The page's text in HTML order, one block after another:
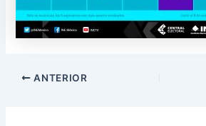
ANTERIOR